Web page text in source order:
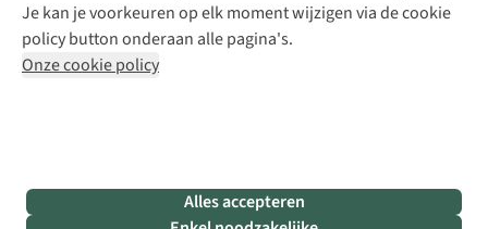
Je kan je voorkeuren op elk moment wijzigen via de cookie
policy button onderaan alle pagina's.
Onze cookie policy
Alles accepteren
Disclaimer Privacy Policy
Algemene voorwaarden
Cookie Policy